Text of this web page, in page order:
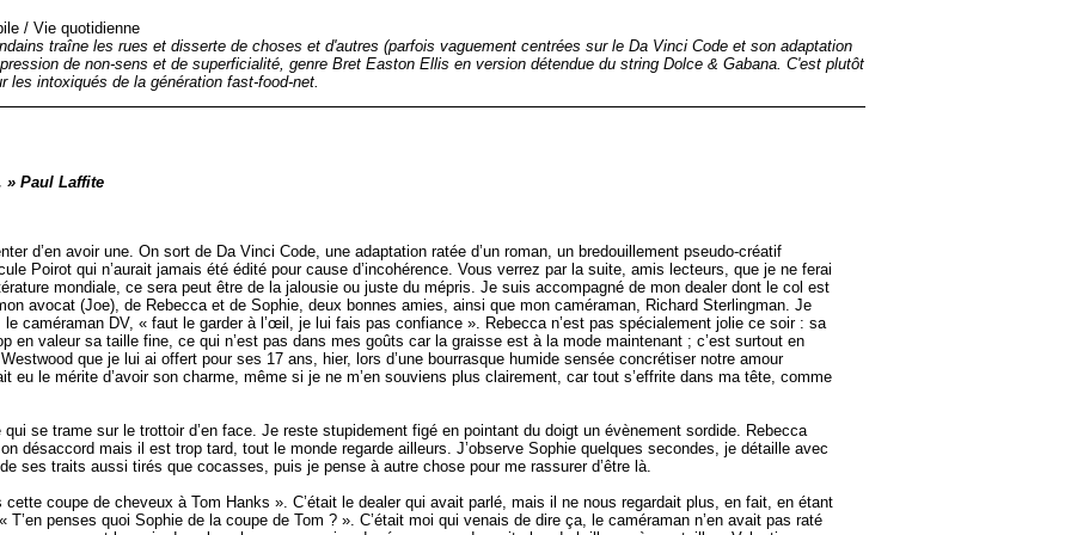
/ Vie quotidienne
traîne les rues et disserte de choses et d'autres (parfois vaguement centrées sur le Da Vinci Code et son adaptation
de non-sens et de superficialité, genre Bret Easton Ellis en version détendue du string Dolce & Gabana. C'est plutôt
les intoxiqués de la génération fast-food-net.
» Paul Laffite
d’en avoir une. On sort de Da Vinci Code, une adaptation ratée d’un roman, un bredouillement pseudo-créatif
Poirot qui n’aurait jamais été édité pour cause d’incohérence. Vous verrez par la suite, amis lecteurs, que je ne ferai
mondiale, ce sera peut être de la jalousie ou juste du mépris. Je suis accompagné de mon dealer dont le col est
avocat (Joe), de Rebecca et de Sophie, deux bonnes amies, ainsi que mon caméraman, Richard Sterlingman. Je
caméraman DV, « faut le garder à l’œil, je lui fais pas confiance ». Rebecca n’est pas spécialement jolie ce soir : sa
en valeur sa taille fine, ce qui n’est pas dans mes goûts car la graisse est à la mode maintenant ; c’est surtout en
que je lui ai offert pour ses 17 ans, hier, lors d’une bourrasque humide sensée concrétiser notre amour
eu le mérite d’avoir son charme, même si je ne m’en souviens plus clairement, car tout s’effrite dans ma tête, comme
se trame sur le trottoir d’en face. Je reste stupidement figé en pointant du doigt un évènement sordide. Rebecca
désaccord mais il est trop tard, tout le monde regarde ailleurs. J’observe Sophie quelques secondes, je détaille avec
ses traits aussi tirés que cocasses, puis je pense à autre chose pour me rassurer d’être là.
coupe de cheveux à Tom Hanks ». C’était le dealer qui avait parlé, mais il ne nous regardait plus, en fait, en étant
penses quoi Sophie de la coupe de Tom ? ». C’était moi qui venais de dire ça, le caméraman n’en avait pas raté